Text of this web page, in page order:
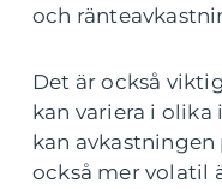
och
Det är också
kan variera i olika
kan
också mer volatil